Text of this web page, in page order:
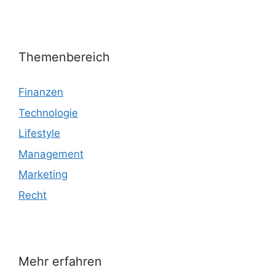
Themenbereich
Finanzen
Technologie
Lifestyle
Management
Marketing
Recht
Mehr erfahren